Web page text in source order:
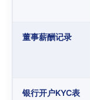
董事薪酬记录
银行开户KYC表